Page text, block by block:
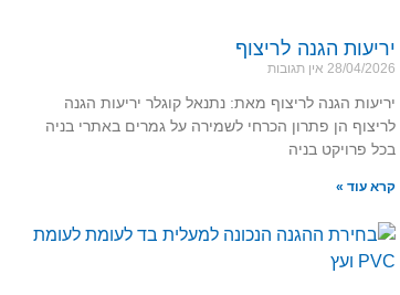
יריעות הגנה לריצוף
28/04/2026 אין תגובות
יריעות הגנה לריצוף מאת: נתנאל קוגלר יריעות הגנה
לריצוף הן פתרון הכרחי לשמירה על גמרים באתרי בניה
בכל פרויקט בניה
קרא עוד »